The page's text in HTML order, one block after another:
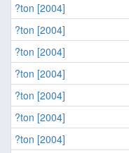
?ton [2004]
?ton [2004]
?ton [2004]
?ton [2004]
?ton [2004]
?ton [2004]
?ton [2004]